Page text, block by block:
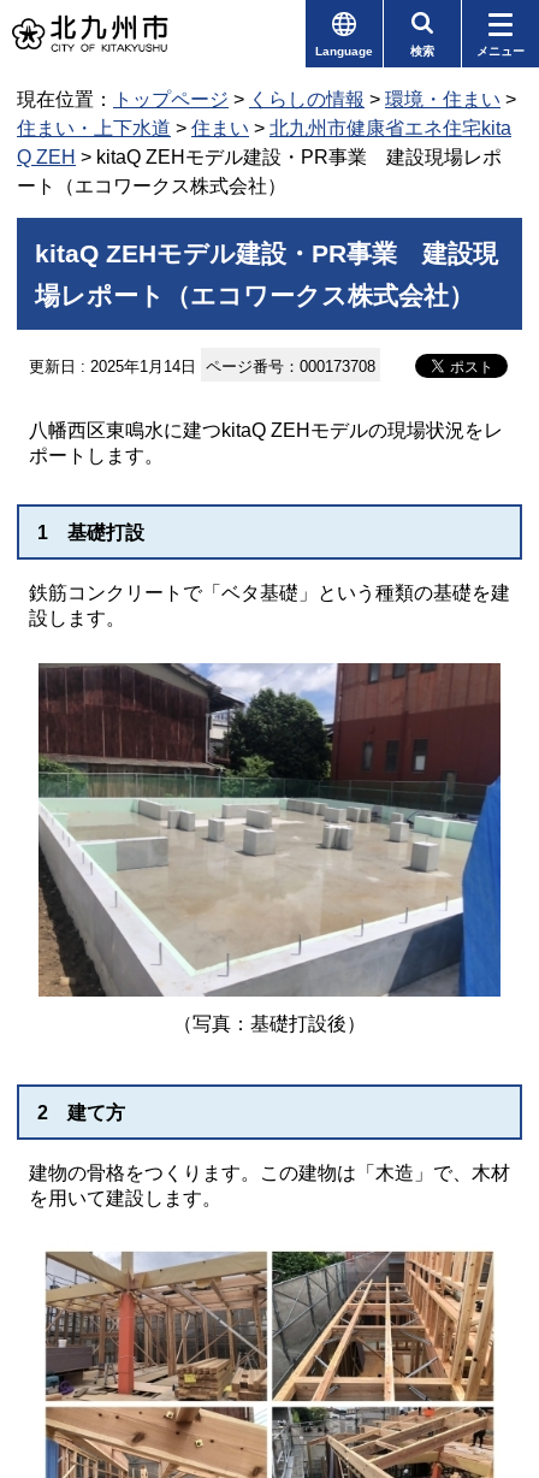
Language 検索 メニュー
現在位置： トップページ > くらしの情報 > 環境・住まい >
住まい・上下水道 > 住まい > 北九州市健康省エネ住宅kita
Q ZEH > kitaQ ZEHモデル建設・PR事業 建設現場レポ
ート（エコワークス株式会社）
kitaQ ZEHモデル建設・PR事業 建設現
場レポート（エコワークス株式会社）
更新日 : 2025年1月14日 ページ番号：000173708
八幡西区東鳴水に建つkitaQ ZEHモデルの現場状況をレ
ポートします。
1 基礎打設
鉄筋コンクリートで「ベタ基礎」という種類の基礎を建
設します。
（写真：基礎打設後）
2 建て方
建物の骨格をつくります。この建物は「木造」で、木材
を用いて建設します。